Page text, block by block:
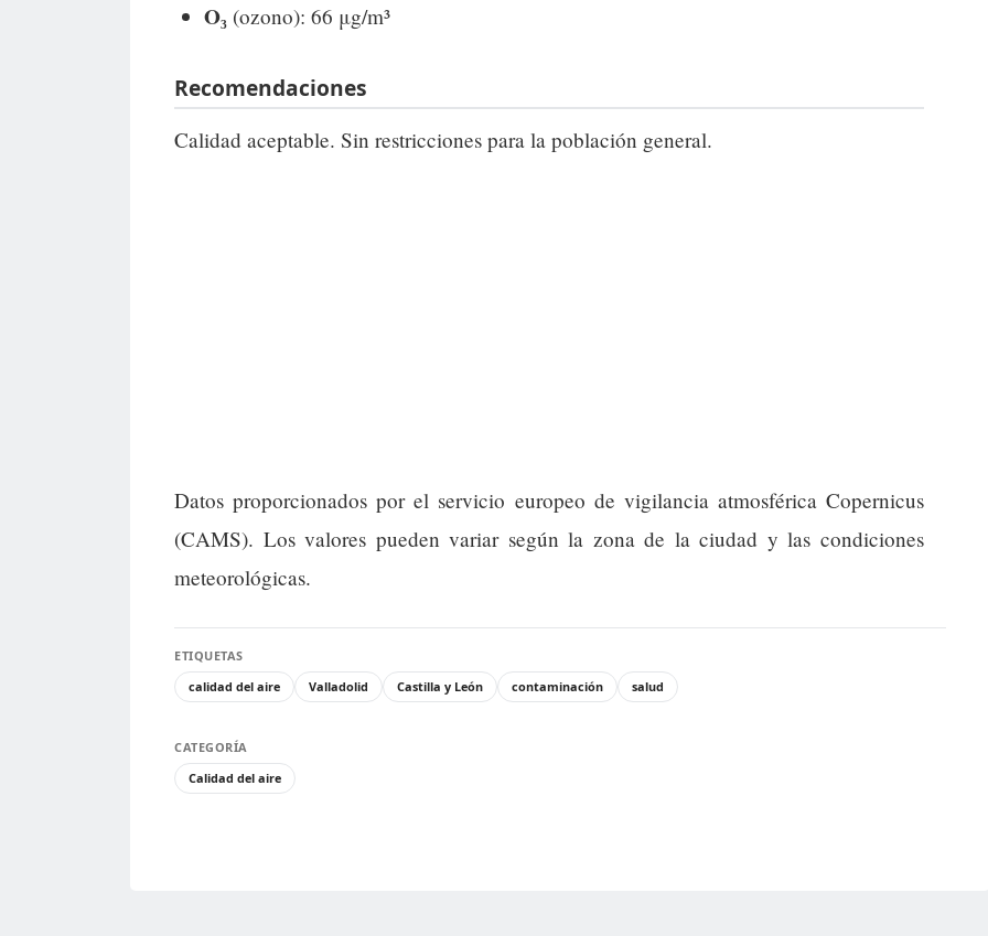
O₃ (ozono): 66 μg/m³
Recomendaciones
Calidad aceptable. Sin restricciones para la población general.
Datos proporcionados por el servicio europeo de vigilancia atmosférica Copernicus
(CAMS). Los valores pueden variar según la zona de la ciudad y las condiciones
meteorológicas.
ETIQUETAS
calidad del aire
Valladolid Castilla y León contaminación salud
CATEGORÍA
Calidad del aire